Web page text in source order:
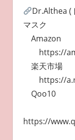
Dr.Althea (
マスク
Amazon
https://
楽天市場
https://
Qoo10
https://